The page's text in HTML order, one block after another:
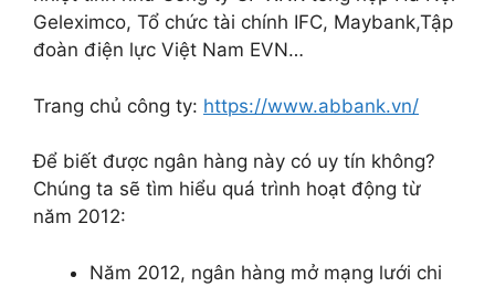
Geleximco, Tổ chức tài chính IFC, Maybank,Tập
đoàn điện lực Việt Nam EVN…
Trang chủ công ty: https://www.abbank.vn/
Để biết được ngân hàng này có uy tín không?
Chúng ta sẽ tìm hiểu quá trình hoạt động từ
năm 2012:
Năm 2012, ngân hàng mở mạng lưới chi